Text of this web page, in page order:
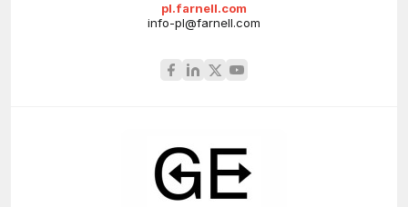
pl.farnell.com
info-pl@farnell.com